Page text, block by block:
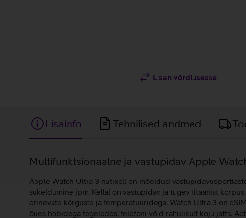
Lisan võrdlusesse
Lisainfo Tehnilised andmed
Lisainfo
Multifunktsionaalne ja vastupidav Apple
Apple Watch Ultra 3 nutikell on mõeldud
sukeldumine jpm. Kellal on vastupidav ja tugev titaanist
erinevate kõrguste ja temperatuuridega. Watch Ultra 3 on
õues hobidega tegeledes, telefoni võid rahulikult koju jätta.